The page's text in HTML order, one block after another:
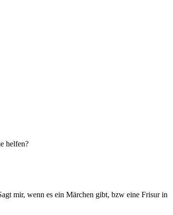
helfen?
mir, wenn es ein Märchen gibt, bzw eine Frisur in